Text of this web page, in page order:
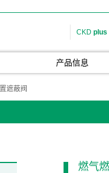
CKD plus
产品信息
遮蔽阀
燃气